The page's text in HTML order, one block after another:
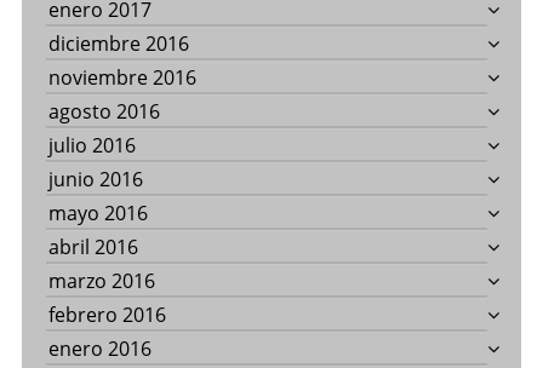
enero 2017
diciembre 2016
noviembre 2016
agosto 2016
julio 2016
junio 2016
mayo 2016
abril 2016
marzo 2016
febrero 2016
enero 2016